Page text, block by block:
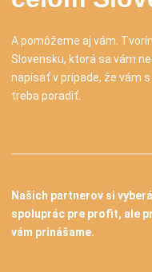
A pomôžeme aj vám.
Slovensku, ktorá sa vám
napísať v prípade, že vám
treba poradiť.
Našich partnerov si
spoluprác pre profit, ale
vám prinášame.